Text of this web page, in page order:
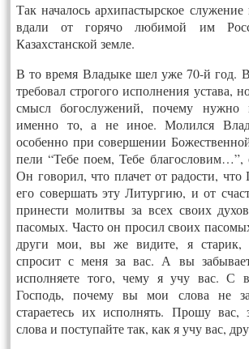
Так началось архипастырское
вдали от горячо любимой им
Казахстанской земле.
В то время Владыке шел уже 70-й год.
требовал строгого исполнения устава,
смысл богослужений, почему нужно
именно то, а не иное. Молился
особенно при совершении
пели “Тебе поем, Тебе благословим…”,
Он говорил, что плачет от радости, что
его совершать эту Литургию, и от
принести молитвы за всех своих
пасомых. Часто он просил своих
други мои, вы же видите, я
спросит с меня за вас. А вы
исполняете того, чему я учу вас. С
Господь, почему вы мои слова не
стараетесь их исполнять. Прошу вас,
слова и поступайте так, как я учу вас,